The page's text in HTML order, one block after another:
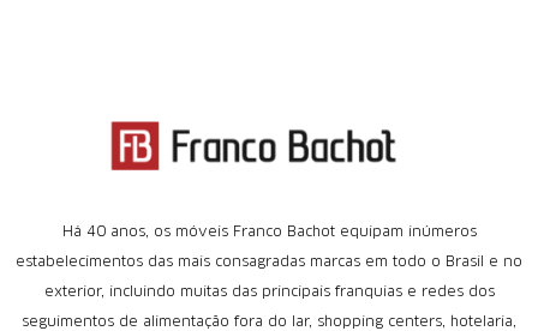
Há 40 anos, os móveis Franco Bachot equipam inúmeros
estabelecimentos das mais consagradas marcas em todo o Brasil e no
exterior, incluindo muitas das principais franquias e redes dos
seguimentos de alimentação fora do lar, shopping centers, hotelaria,